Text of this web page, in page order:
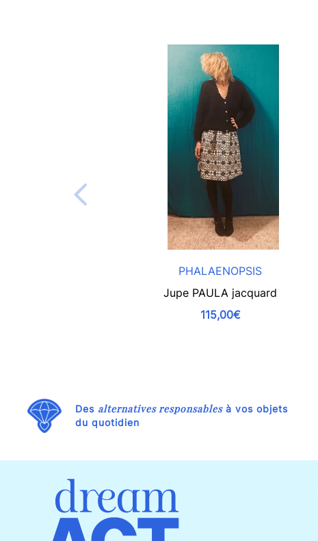
PHALAENOPSIS
Jupe PAULA jacquard
115,00€
Des alternatives responsablesà vos objets
du quotidien